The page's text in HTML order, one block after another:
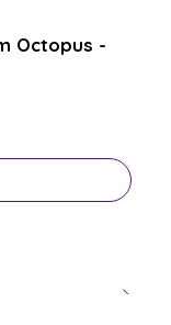
Octopus -